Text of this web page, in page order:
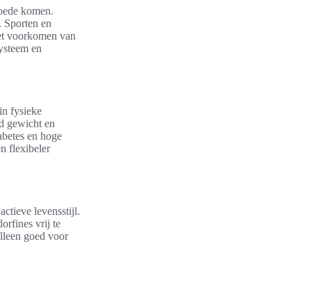
komen.
en
voorkomen van
en
fysieke
gewicht en
en hoge
flexibeler
levensstijl.
vrij te
goed voor